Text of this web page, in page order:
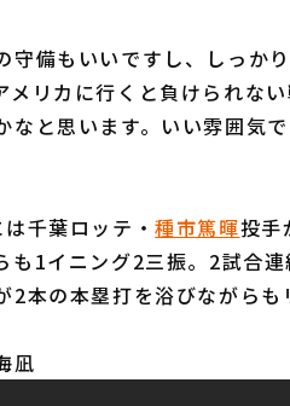
守備もいいですし、しっか
メリカに行くと負けられな
なと思います。いい雰囲気
千葉ロッテ・種市篤暉投手
も1イニング2三振。2試合
2本の本塁打を浴びながら
凪